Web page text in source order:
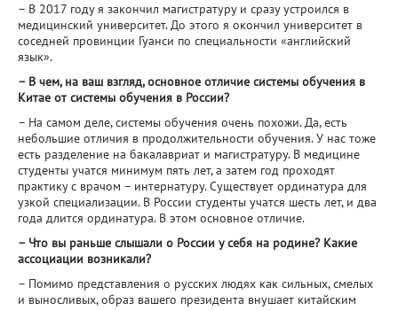
– В 2017 году я закончил магистратуру и сразу устроился в
медицинский университет. До этого я окончил университет в
соседней провинции Гуанси по специальности «английский
язык».
– В чем, на ваш взгляд, основное отличие системы обучения в
Китае от системы обучения в России?
– На самом деле, системы обучения очень похожи. Да, есть
небольшие отличия в продолжительности обучения. У нас тоже
есть разделение на бакалавриат и магистратуру. В медицине
студенты учатся минимум пять лет, а затем год проходят
практику с врачом – интернатуру. Существует ординатура для
узкой специализации. В России студенты учатся шесть лет, и два
года длится ординатура. В этом основное отличие.
– Что вы раньше слышали о России у себя на родине? Какие
ассоциации возникали?
– Помимо представления о русских людях как сильных, смелых
и выносливых, образ вашего президента внушает китайским